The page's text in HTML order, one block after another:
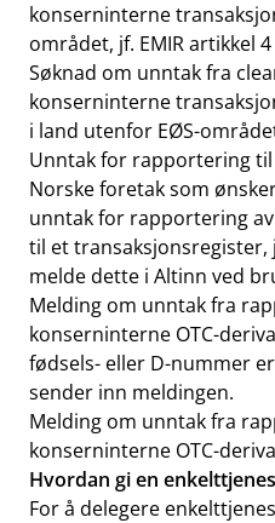
konserninterne
området, jf. EMIR artikkel 4
Søknad om unntak fra
konserninterne
i land utenfor EØS-
Unntak for rapportering
Norske foretak som
unntak for rapportering
til et transaksjonsregister,
melde dette i Altinn ved
Melding om unntak fra
konserninterne OTC-
fødsels- eller D-nummer
sender inn meldingen.
Melding om unntak fra
konserninterne OTC-
Hvordan gi en
For å delegere